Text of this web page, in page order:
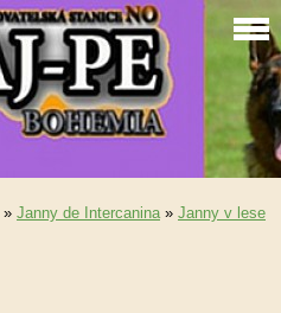
» Janny de Intercanina» Janny v lese